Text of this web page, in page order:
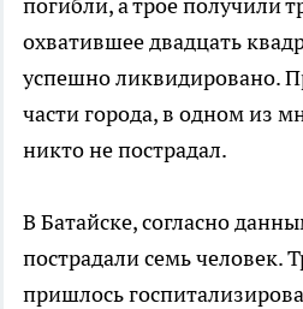
погибли, а трое получили
охватившее двадцать
успешно ликвидировано.
части города, в одном из
никто не пострадал.
В Батайске, согласно
пострадали семь человек.
пришлось